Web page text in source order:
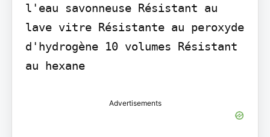
l'eau savonneuse Résistant au
lave vitre Résistante au peroxyde
d'hydrogène 10 volumes Résistant
au hexane
Advertisements